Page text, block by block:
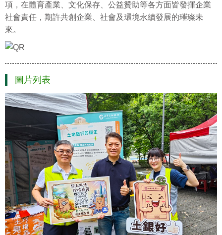
項，在體育產業、文化保存、公益贊助等各方面皆發揮企業
社會責任，期許共創企業、社會及環境永續發展的璀璨未
來。
圖片列表